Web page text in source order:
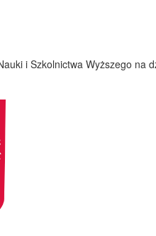
i Szkolnictwa Wyższego na